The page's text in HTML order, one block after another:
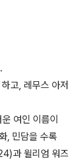
고, 레무스 아저
여인 이름이
, 민담을 수록
과 윌리엄 워즈